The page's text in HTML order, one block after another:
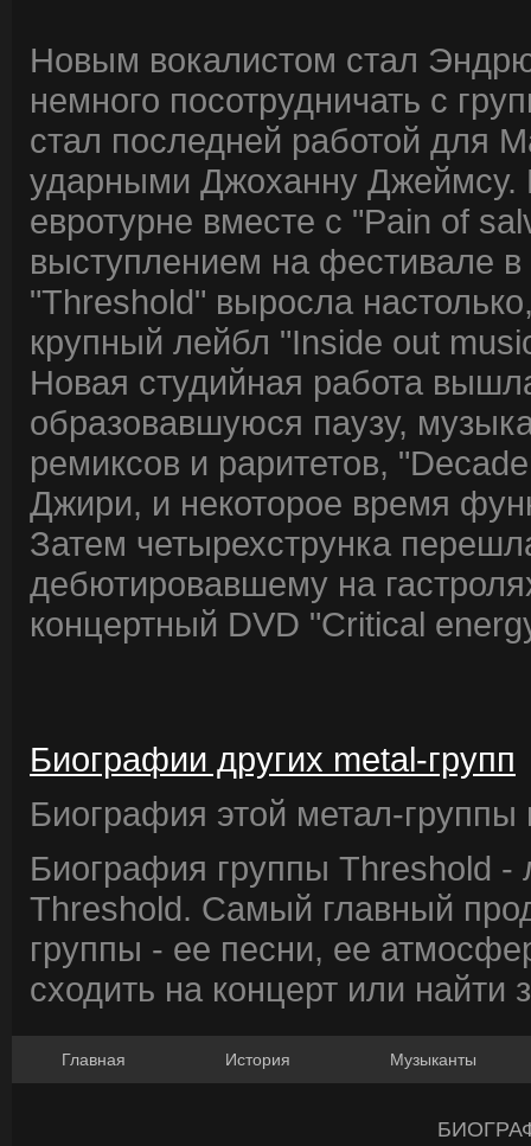
Новым вокалистом стал
немного посотрудничать с
стал последней работой для
ударными Джоханну Джеймсу.
евротурне вместе с "Pain of
выступлением на фестивале
"Threshold" выросла
крупный лейбл "Inside out
Новая студийная работа
образовавшуюся паузу,
ремиксов и раритетов,
Джири, и некоторое время
Затем четырехструнка
дебютировавшему на
концертный DVD "Critical
Биографии других metal-групп
Биография этой метал-группы
Биография группы Threshold
Threshold. Самый главный
группы - ее песни, ее
сходить на концерт или найти
Главная История Музыканты